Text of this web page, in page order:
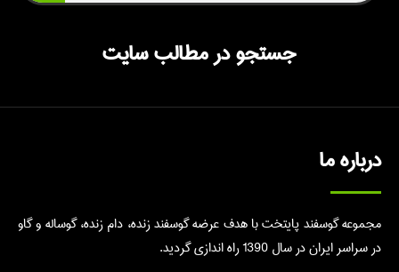
جستجو در مطالب سایت
درباره ما
مجموعه گوسفند پایتخت با هدف عرضه گوسفند زنده، دام زنده، گوساله و گاو
در سراسر ایران در سال 1390 راه اندازی گردید.